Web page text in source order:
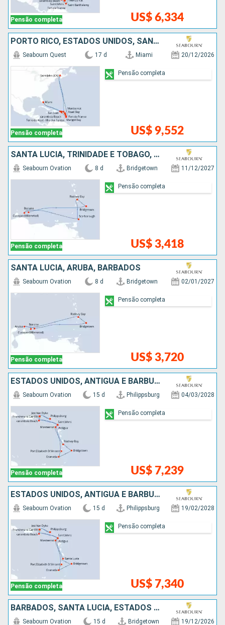
Pensão completa US$ 6,334
PORTO RICO, ESTADOS UNIDOS, SANTA LUCIA, CANADÁ, ANTIGUA E BARBUDA
Pensão completa
Seabourn Quest 17 d Miami 20/12/2026
US$ 9,552
Pensão completa
SANTA LUCIA, TRINIDADE E TOBAGO, BARBADOS
Pensão completa
Seabourn Ovation 8 d Bridgetown 11/12/2027
US$ 3,418
Pensão completa
SANTA LUCIA, ARUBA, BARBADOS
Pensão completa
Seabourn Ovation 8 d Bridgetown 02/01/2027
US$ 3,720
Pensão completa
ESTADOS UNIDOS, ANTIGUA E BARBUDA, SÃO VINCENTE E GRANADINAS, GRENADA, BARBADOS, SANTA LUCIA
Pensão completa
Seabourn Ovation 15 d Philippsburg 04/03/2028
US$ 7,239
Pensão completa
ESTADOS UNIDOS, ANTIGUA E BARBUDA, SÃO VINCENTE E GRANADINAS, GRENADA, BARBADOS, SANTA LUCIA
Pensão completa
Seabourn Ovation 15 d Philippsburg 19/02/2028
US$ 7,340
Pensão completa
BARBADOS, SANTA LUCIA, ESTADOS UNIDOS, ANTIGUA E BARBUDA, SÃO VINCENTE E GRANADINAS, GRENADA
Seabourn Ovation 15 d Bridgetown 19/12/2026